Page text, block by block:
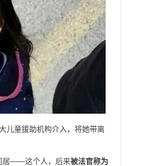
儿童援助机构介入，将她带离
居——这个人，后来被法官称为